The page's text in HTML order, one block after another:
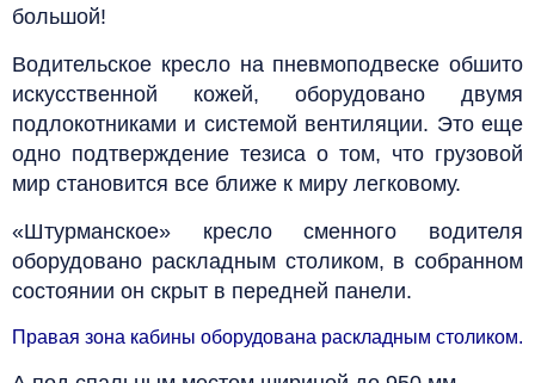
большой!
Водительское кресло на пневмоподвеске обшито
искусственной кожей, оборудовано двумя
подлокотниками и системой вентиляции. Это еще
одно подтверждение тезиса о том, что грузовой
мир становится все ближе к миру легковому.
«Штурманское» кресло сменного водителя
оборудовано раскладным столиком, в собранном
состоянии он скрыт в передней панели.
Правая зона кабины оборудована раскладным столиком.